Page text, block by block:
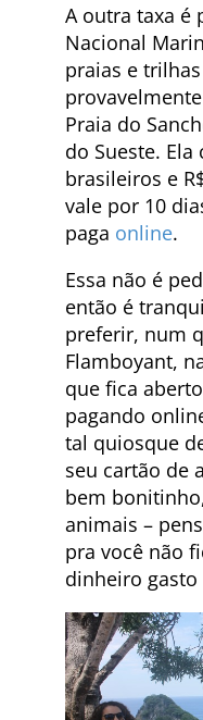
A outra taxa é
Nacional
praias e
Praia do
do Sueste. Ela
brasileiros e
vale por 10
paga online.
Essa não é
então é
preferir, num
Flamboyant,
que fica
pagando
tal quiosque
seu cartão de
bem
animais –
pra você não
dinheiro gasto